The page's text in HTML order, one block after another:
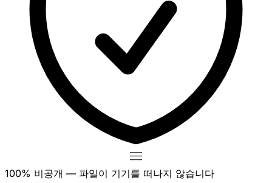
100% 비공개 — 파일이 기기를 떠나지 않습니다